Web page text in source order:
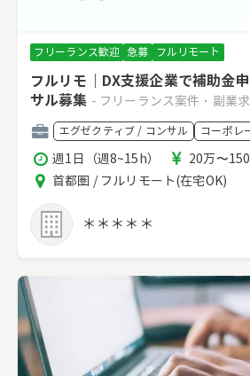
フリーランス歓迎 急募 フルリモート
フルリモ｜DX支援企業で補助金
サル募集 - フリーランス案件・副業
職
種
エグゼクティブ / コンサル コーポレ
稼
働
時
間
週1日（週8~15h）
報
酬
20万〜
エ
ア
首都圏 / フルリモート(在宅OK)
＊＊＊＊＊